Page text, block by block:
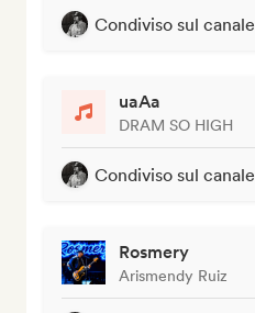
Condiviso sul canale
uaAa
DRAM SO HIGH
Condiviso sul canale
Rosmery
Arismendy Ruiz